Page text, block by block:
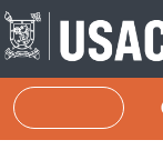
Pasar al contenido
Buscar